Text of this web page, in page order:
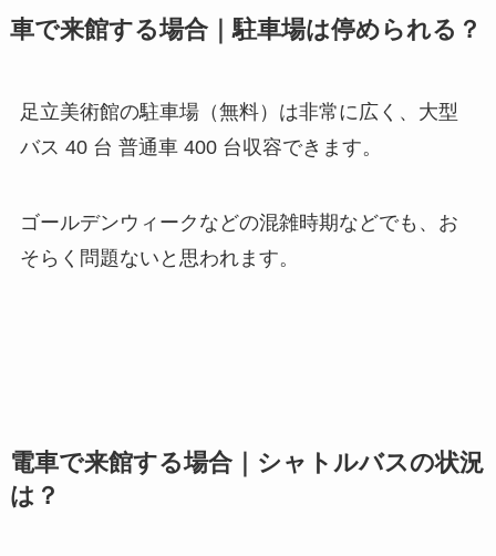
車で来館する場合｜駐車場は停められる？
足立美術館の駐車場（無料）は非常に広く、大型
バス 40 台 普通車 400 台収容できます。
ゴールデンウィークなどの混雑時期などでも、お
そらく問題ないと思われます。
電車で来館する場合｜シャトルバスの状況
は？